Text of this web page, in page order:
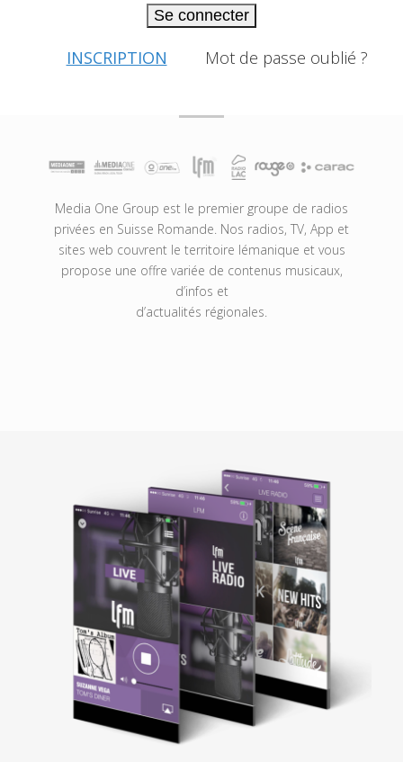
Se connecter
INSCRIPTION Mot de passe oublié ?
Media One Group est le premier groupe de radios
privées en Suisse Romande. Nos radios, TV, App et
sites web couvrent le territoire lémanique et vous
propose une offre variée de contenus musicaux,
d’infos et
d’actualités régionales.